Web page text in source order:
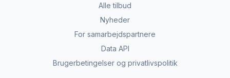
Alle tilbud
Nyheder
For samarbejdspartnere
Data API
Brugerbetingelser og privatlivspolitik